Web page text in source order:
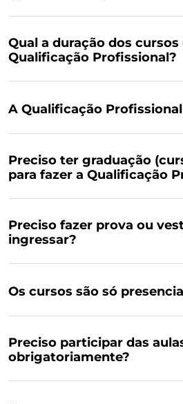
Qual a duração dos cursos
Qualificação Profissional?
A Qualificação Profissional
Preciso ter graduação
para fazer a Qualificação
Preciso fazer prova ou
ingressar?
Os cursos são só
Preciso participar das
obrigatoriamente?